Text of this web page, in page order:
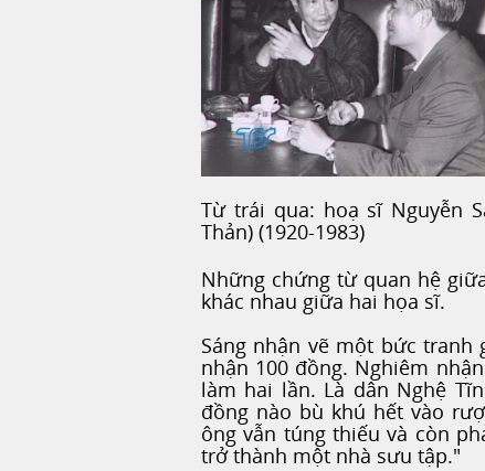
Từ trái qua: hoạ sĩ Nguyễn
Thản) (1920-1983)
Những chứng từ quan hệ
khác nhau giữa hai họa sĩ.
Sáng nhận vẽ một bức
nhận 100 đồng. Nghiêm
làm hai lần. Là dân Nghệ
đồng nào bù khú hết vào
ông vẫn túng thiếu và còn
trở thành một nhà sưu tập."